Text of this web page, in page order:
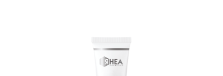
на
сторінці